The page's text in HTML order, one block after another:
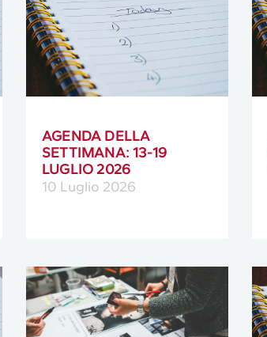
AGENDA DELLA
SETTIMANA: 13-19
LUGLIO 2026
10 Luglio 2026